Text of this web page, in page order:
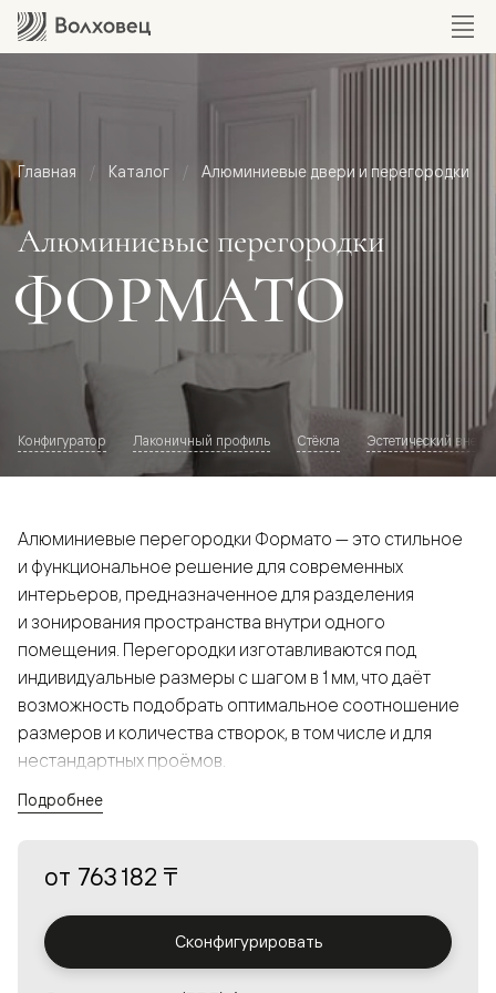
Главная Каталог Алюминиевые двери и перегородки
Алюминиевые перегородки
ФОРМАТО
Конфигуратор Лаконичный профиль Стёкла Эстетический
Алюминиевые перегородки Формато — это стильное
и функциональное решение для современных
интерьеров, предназначенное для разделения
и зонирования пространства внутри одного
помещения. Перегородки изготавливаются под
индивидуальные размеры с шагом в 1 мм, что даёт
возможность подобрать оптимальное соотношение
размеров и количества створок, в том числе и для
нестандартных проёмов.
а большой выбор вставок из стекла с различными
решения в интерьере и варьировать освещённость.
Подробнее
от 763 182 ₸
Сконфигурировать